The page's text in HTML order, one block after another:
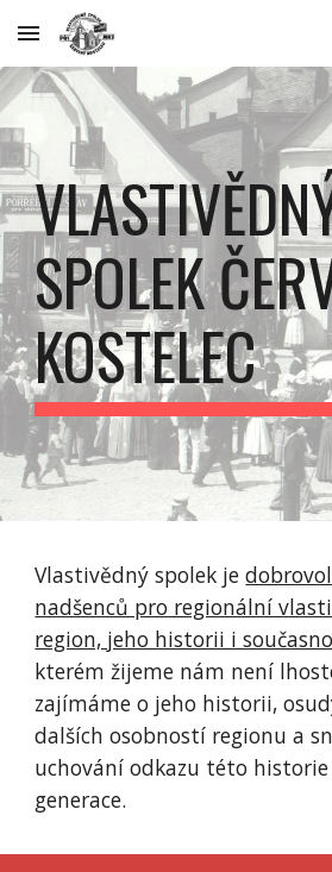
Skip to main content
SPOLEK
KOSTELEC
Vlastivědný spolek je
nadšenců pro regionální
region, jeho historii i
kterém žijeme nám není
zajímáme o jeho historii,
dalších osobností regionu a
uchování odkazu této
generace.